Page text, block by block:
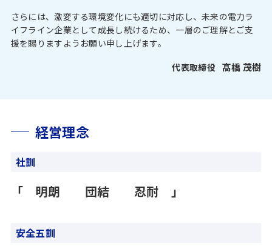
さらには、激変する環境変化にも適切に対応し、未来の電力ラ
イフライン企業として成長し続けるため、一層のご理解とご支
援を賜りますようお願い申し上げます。
代表取締役 髙橋 茂樹
経営理念
社訓
「 明朗 団結 忍耐 」
安全五訓